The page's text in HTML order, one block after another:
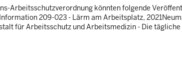
Arbeitsschutzverordnung könnten folgende
209-023 - Lärm am Arbeitsplatz,
für Arbeitsschutz und Arbeitsmedizin - Die